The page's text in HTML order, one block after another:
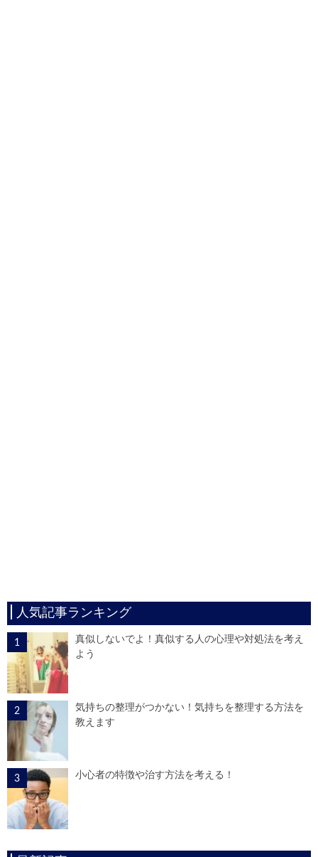
人気記事ランキング
真似しないでよ！真似する人の心理や対処法を考え
よう
気持ちの整理がつかない！気持ちを整理する方法を
教えます
小心者の特徴や治す方法を考える！